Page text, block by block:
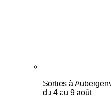
Sorties à
du 4 au 9 août